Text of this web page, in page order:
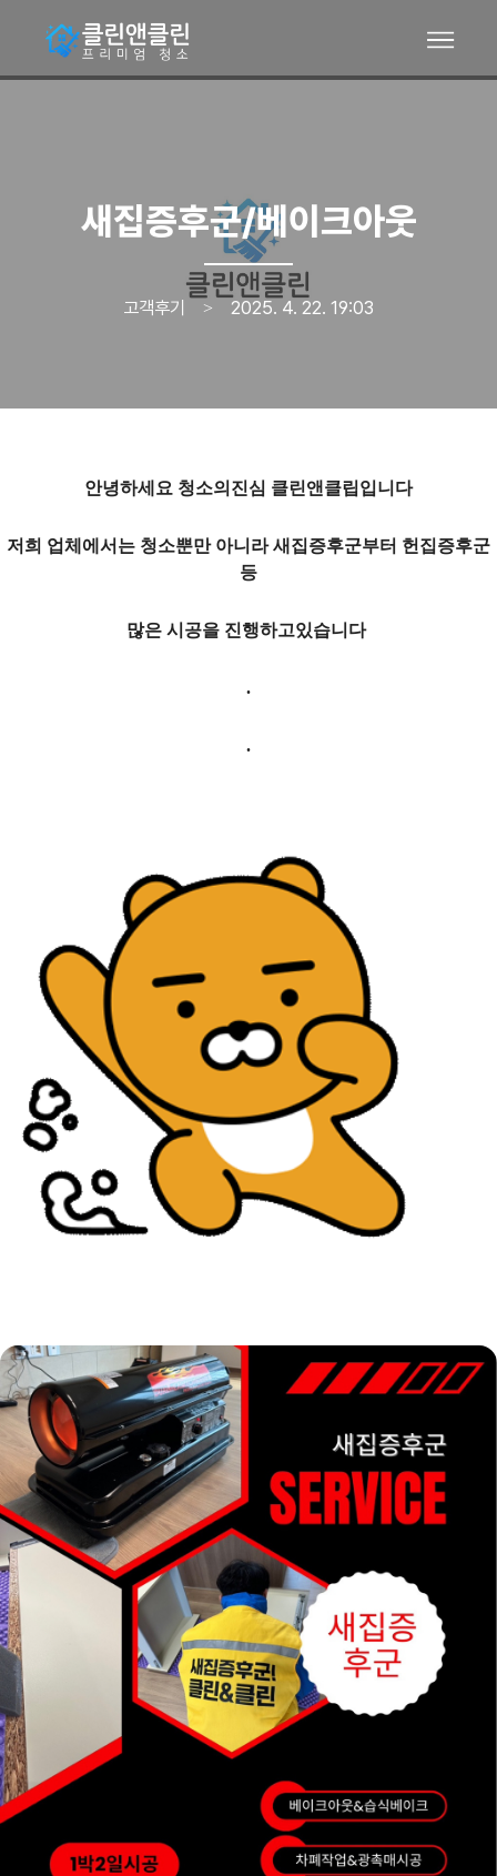
새집증후군/베이크아웃
고객후기 > 2025. 4. 22. 19:03
안녕하세요 청소의진심 클린앤클립입니다
저희 업체에서는 청소뿐만 아니라 새집증후군부터 헌집증후군
등
많은 시공을 진행하고있습니다
.
.